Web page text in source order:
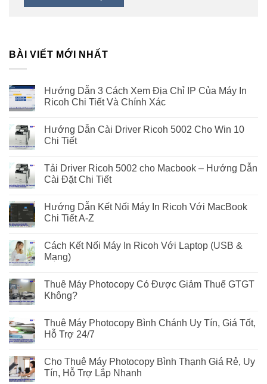
BÀI VIẾT MỚI NHẤT
Hướng Dẫn 3 Cách Xem Địa Chỉ IP Của Máy In
Ricoh Chi Tiết Và Chính Xác
Hướng Dẫn Cài Driver Ricoh 5002 Cho Win 10
Chi Tiết
Tải Driver Ricoh 5002 cho Macbook – Hướng Dẫn
Cài Đặt Chi Tiết
Hướng Dẫn Kết Nối Máy In Ricoh Với MacBook
Chi Tiết A-Z
Cách Kết Nối Máy In Ricoh Với Laptop (USB &
Mạng)
Thuê Máy Photocopy Có Được Giảm Thuế GTGT
Không?
Thuê Máy Photocopy Bình Chánh Uy Tín, Giá Tốt,
Hỗ Trợ 24/7
Cho Thuê Máy Photocopy Bình Thạnh Giá Rẻ, Uy
Tín, Hỗ Trợ Lắp Nhanh